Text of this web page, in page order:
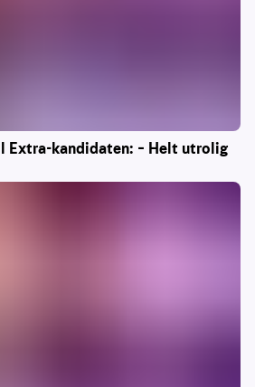
kandidaten: – Helt utrolig